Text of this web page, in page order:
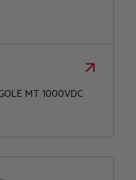
MT 1000VDC